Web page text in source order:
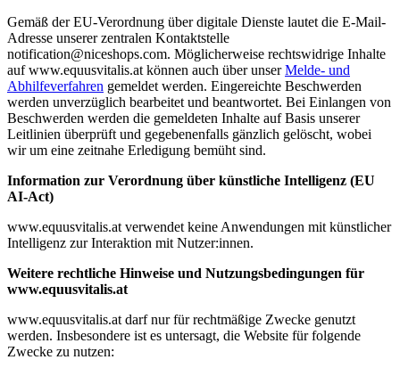
Gemäß der EU-Verordnung über digitale Dienste lautet die E-Mail-
Adresse unserer zentralen Kontaktstelle
notification@niceshops.com. Möglicherweise rechtswidrige Inhalte
auf www.equusvitalis.at können auch über unserMelde- und
Abhilfeverfahren gemeldet werden. Eingereichte Beschwerden
werden unverzüglich bearbeitet und beantwortet. Bei Einlangen von
Beschwerden werden die gemeldeten Inhalte auf Basis unserer
Leitlinien überprüft und gegebenenfalls gänzlich gelöscht, wobei
wir um eine zeitnahe Erledigung bemüht sind.
Information zur Verordnung über künstliche Intelligenz (EU
AI-Act)
www.equusvitalis.at verwendet keine Anwendungen mit künstlicher
Intelligenz zur Interaktion mit Nutzer:innen.
Weitere rechtliche Hinweise und Nutzungsbedingungen für
www.equusvitalis.at
www.equusvitalis.at darf nur für rechtmäßige Zwecke genutzt
werden. Insbesondere ist es untersagt, die Website für folgende
Zwecke zu nutzen: